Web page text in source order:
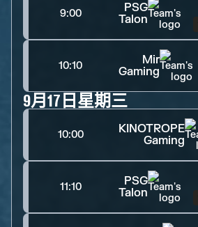
9:00
PSG
Talon
10:10
Mir
Gaming
9月17日星期三
10:00
KINOTROPE
Gaming
11:10
PSG
Talon